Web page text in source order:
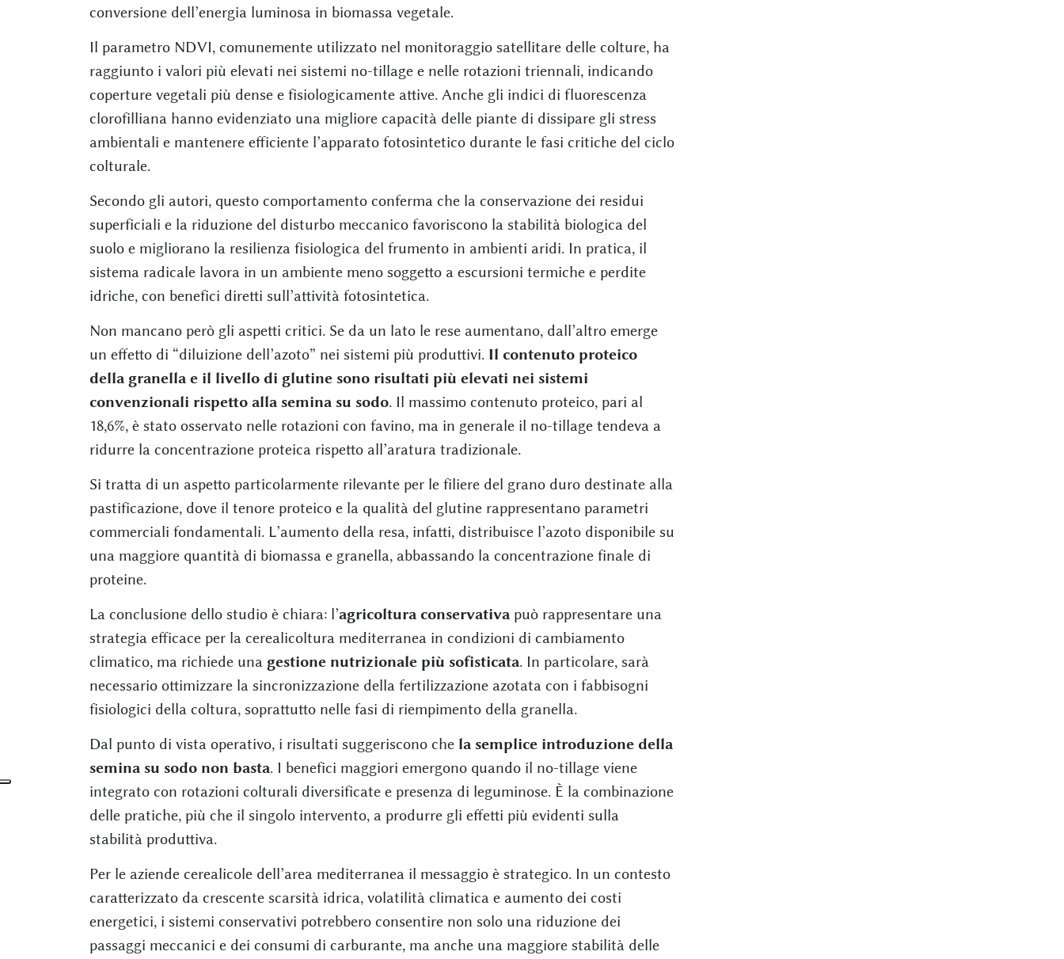
conversione dell’energia luminosa in biomassa vegetale.
Il parametro NDVI, comunemente utilizzato nel monitoraggio satellitare delle colture, ha
raggiunto i valori più elevati nei sistemi no-tillage e nelle rotazioni triennali, indicando
coperture vegetali più dense e fisiologicamente attive. Anche gli indici di fluorescenza
clorofilliana hanno evidenziato una migliore capacità delle piante di dissipare gli stress
ambientali e mantenere efficiente l’apparato fotosintetico durante le fasi critiche del ciclo
colturale.
Secondo gli autori, questo comportamento conferma che la conservazione dei residui
superficiali e la riduzione del disturbo meccanico favoriscono la stabilità biologica del
suolo e migliorano la resilienza fisiologica del frumento in ambienti aridi. In pratica, il
sistema radicale lavora in un ambiente meno soggetto a escursioni termiche e perdite
idriche, con benefici diretti sull’attività fotosintetica.
Non mancano però gli aspetti critici. Se da un lato le rese aumentano, dall’altro emerge
un effetto di “diluizione dell’azoto” nei sistemi più produttivi. Il contenuto proteico
della granella e il livello di glutine sono risultati più elevati nei sistemi
convenzionali rispetto alla semina su sodo. Il massimo contenuto proteico, pari al
18,6%, è stato osservato nelle rotazioni con favino, ma in generale il no-tillage tendeva a
ridurre la concentrazione proteica rispetto all’aratura tradizionale.
Si tratta di un aspetto particolarmente rilevante per le filiere del grano duro destinate alla
pastificazione, dove il tenore proteico e la qualità del glutine rappresentano parametri
commerciali fondamentali. L’aumento della resa, infatti, distribuisce l’azoto disponibile su
una maggiore quantità di biomassa e granella, abbassando la concentrazione finale di
proteine.
La conclusione dello studio è chiara: l’agricoltura conservativapuò rappresentare una
strategia efficace per la cerealicoltura mediterranea in condizioni di cambiamento
climatico, ma richiede una gestione nutrizionale più sofisticata. In particolare, sarà
necessario ottimizzare la sincronizzazione della fertilizzazione azotata con i fabbisogni
fisiologici della coltura, soprattutto nelle fasi di riempimento della granella.
Dal punto di vista operativo, i risultati suggeriscono che la semplice introduzione della
semina su sodo non basta. I benefici maggiori emergono quando il no-tillage viene
integrato con rotazioni colturali diversificate e presenza di leguminose. È la combinazione
delle pratiche, più che il singolo intervento, a produrre gli effetti più evidenti sulla
stabilità produttiva.
Per le aziende cerealicole dell’area mediterranea il messaggio è strategico. In un contesto
caratterizzato da crescente scarsità idrica, volatilità climatica e aumento dei costi
energetici, i sistemi conservativi potrebbero consentire non solo una riduzione dei
passaggi meccanici e dei consumi di carburante, ma anche una maggiore stabilità delle